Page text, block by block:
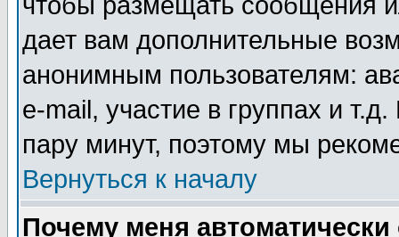
дает вам дополнительные
анонимным пользователям:
e-mail, участие в группах и
пару минут, поэтому мы
Вернуться к началу
Почему меня автоматически